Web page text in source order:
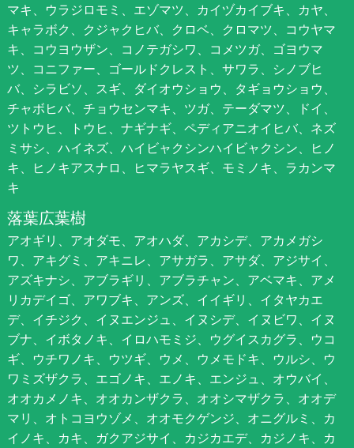
マキ、ウラジロモミ、エゾマツ、カイヅカイブキ、カヤ、
キャラボク、クジャクヒバ、クロベ、クロマツ、コウヤマ
キ、コウヨウザン、コノテガシワ、コメツガ、ゴヨウマ
ツ、コニファー、ゴールドクレスト、サワラ、シノブヒ
バ、シラビソ、スギ、ダイオウショウ、タギョウショウ、
チャボヒバ、チョウセンマキ、ツガ、テーダマツ、ドイ、
ツトウヒ、トウヒ、ナギナギ、ペディアニオイヒバ、ネズ
ミサシ、ハイネズ、ハイビャクシンハイビャクシン、ヒノ
キ、ヒノキアスナロ、ヒマラヤスギ、モミノキ、ラカンマ
キ
落葉広葉樹
アオギリ、アオダモ、アオハダ、アカシデ、アカメガシ
ワ、アキグミ、アキニレ、アサガラ、アサダ、アジサイ、
アズキナシ、アブラギリ、アブラチャン、アベマキ、アメ
リカデイゴ、アワブキ、アンズ、イイギリ、イタヤカエ
デ、イチジク、イヌエンジュ、イヌシデ、イヌビワ、イヌ
ブナ、イボタノキ、イロハモミジ、ウグイスカグラ、ウコ
ギ、ウチワノキ、ウツギ、ウメ、ウメモドキ、ウルシ、ウ
ワミズザクラ、エゴノキ、エノキ、エンジュ、オウバイ、
オオカメノキ、オオカンザクラ、オオシマザクラ、オオデ
マリ、オトコヨウゾメ、オオモクゲンジ、オニグルミ、カ
イノキ、カキ、ガクアジサイ、カジカエデ、カジノキ、カ